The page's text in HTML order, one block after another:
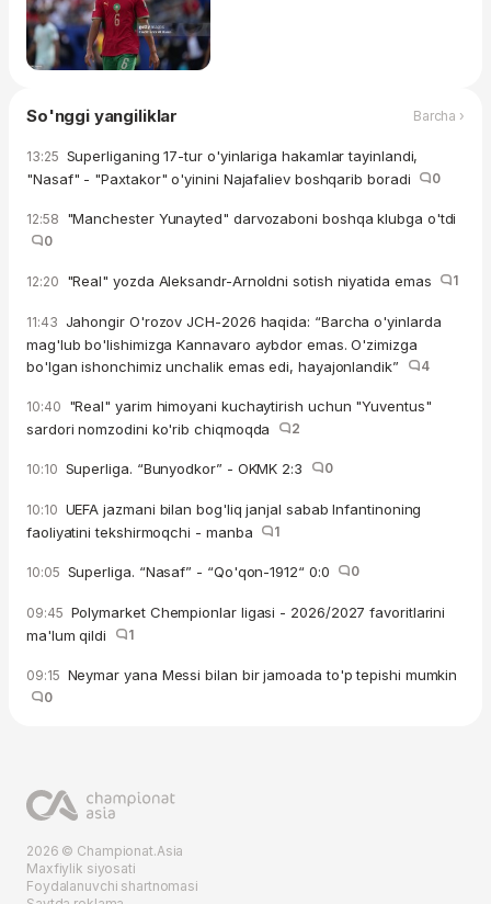
So'nggi yangiliklar Barcha ›
13:25 Superliganing 17-tur o'yinlariga hakamlar tayinlandi,
"Nasaf" - "Paxtakor" o'yinini Najafaliev boshqarib boradi
0
12:58 "Manchester Yunayted" darvozaboni boshqa klubga o'tdi
0
12:20 "Real" yozda Aleksandr-Arnoldni sotish niyatida emas 1
11:43 Jahongir O'rozov JCH-2026 haqida: “Barcha o'yinlarda
mag'lub bo'lishimizga Kannavaro aybdor emas. O'zimizga
bo'lgan ishonchimiz unchalik emas edi, hayajonlandik”
4
10:40 "Real" yarim himoyani kuchaytirish uchun "Yuventus"
sardori nomzodini ko'rib chiqmoqda
2
10:10 Superliga. “Bunyodkor” - OKMK 2:3 0
10:10 UEFA jazmani bilan bog'liq janjal sabab Infantinoning
faoliyatini tekshirmoqchi - manba
1
10:05 Superliga. “Nasaf” - “Qo'qon-1912“ 0:0 0
09:45 Polymarket Chempionlar ligasi - 2026/2027 favoritlarini
ma'lum qildi
1
09:15 Neymar yana Messi bilan bir jamoada to'p tepishi mumkin
0
2026 © Championat.Asia
Maxfiylik siyosati
Foydalanuvchi shartnomasi